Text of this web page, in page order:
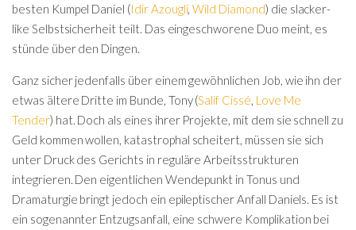
besten Kumpel Daniel (Idir Azougli,Wild Diamond) die slacker-
like Selbstsicherheit teilt. Das eingeschworene Duo meint, es
stünde über den Dingen.
Ganz sicher jedenfalls über einem gewöhnlichen Job, wie ihn der
etwas ältere Dritte im Bunde, Tony (Salif Cissé Love Me
Tender) hat. Doch als eines ihrer Projekte, mit dem sie schnell zu
Geld kommen wollen, katastrophal scheitert, müssen sie sich
unter Druck des Gerichts in reguläre Arbeitsstrukturen
integrieren. Den eigentlichen Wendepunkt in Tonus und
Dramaturgie bringt jedoch ein epileptischer Anfall Daniels. Es ist
ein sogenannter Entzugsanfall, eine schwere Komplikation bei